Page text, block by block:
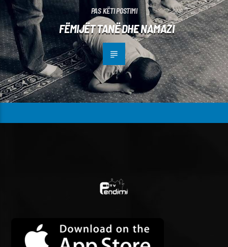
PAS KËTI POSTIMI
FËMIJËT TANË DHE NAMAZI